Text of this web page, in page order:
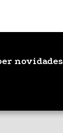
novidades